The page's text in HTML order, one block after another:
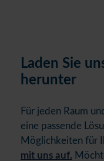
Laden Sie
herunter
Für jeden Raum
eine passende
Möglichkeiten für
mit uns auf.